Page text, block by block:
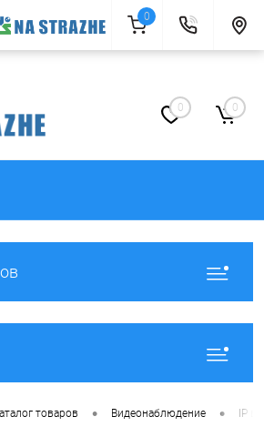
0 0
товаров • Видеонаблюдение • IP
0